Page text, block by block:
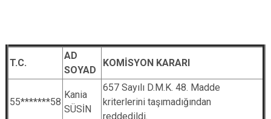
T.C.
AD
SOYAD
KOMİSYON KARARI
55*******58
Kania
SÜSİN
657 Sayılı D.M.K. 48. Madde
kriterlerini taşımadığından
reddedildi.